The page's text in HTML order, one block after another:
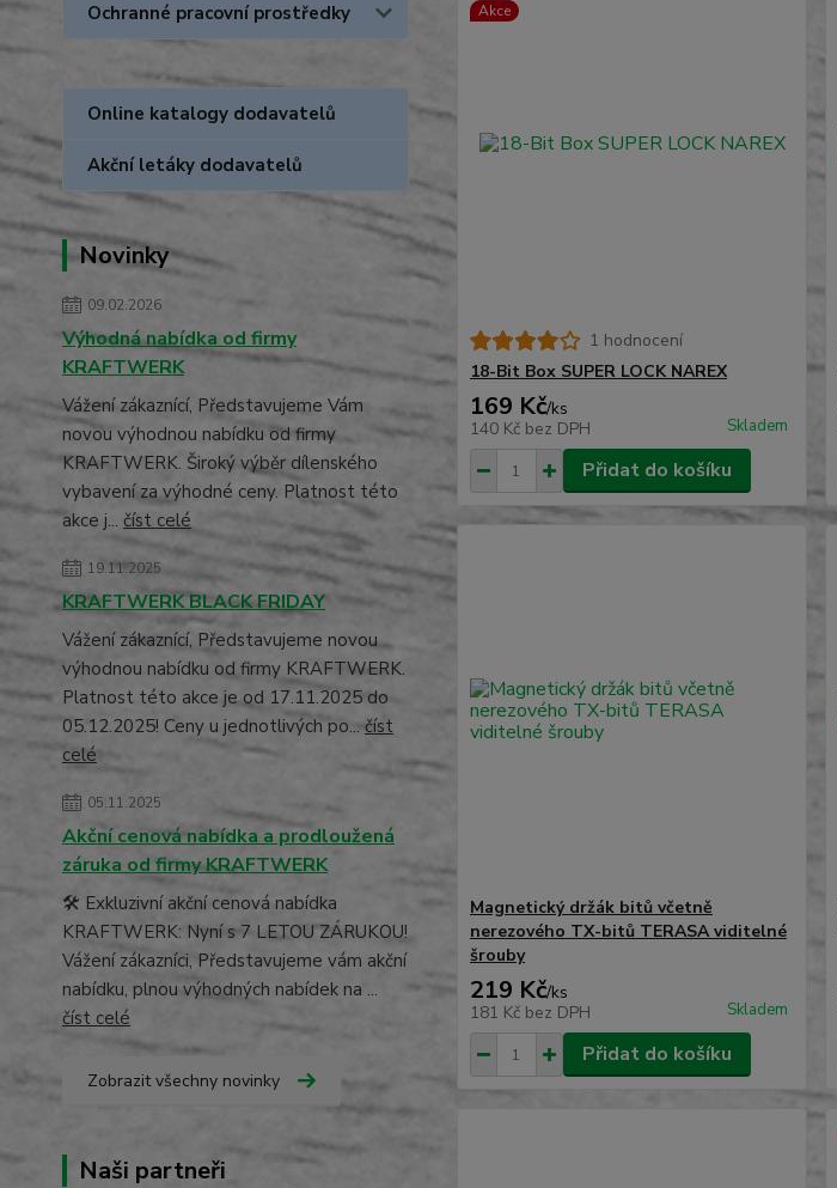
Ochranné pracovní prostředky
Online katalogy dodavatelů
Akční letáky dodavatelů
Novinky
09.02.2026
Výhodná nabídka od firmy
KRAFTWERK
Vážení zákaznící, Představujeme Vám
novou výhodnou nabídku od firmy
KRAFTWERK. Široký výběr dílenského
vybavení za výhodné ceny. Platnost této
akce j... číst celé
19.11.2025
KRAFTWERK BLACK FRIDAY
Vážení zákaznící, Představujeme novou
výhodnou nabídku od firmy KRAFTWERK.
Platnost této akce je od 17.11.2025 do
05.12.2025! Ceny u jednotlivých po...číst
celé
05.11.2025
Akční cenová nabídka a prodloužená
záruka od firmy KRAFTWERK
🛠️ Exkluzivní akční cenová nabídka
KRAFTWERK: Nyní s 7 LETOU ZÁRUKOU!
Vážení zákazníci, Představujeme vám akční
nabídku, plnou výhodných nabídek na ...
číst celé
Zobrazit všechny novinky
Naši partneři
Akce
1 hodnocení
18-Bit Box SUPER LOCK NAREX
169 Kč/ks
140 Kč bez DPH Skladem
Přidat do košíku
Magnetický držák bitů včetně
nerezového TX-bitů TERASA viditelné
šrouby
219 Kč/ks
181 Kč bez DPH Skladem
Přidat do košíku